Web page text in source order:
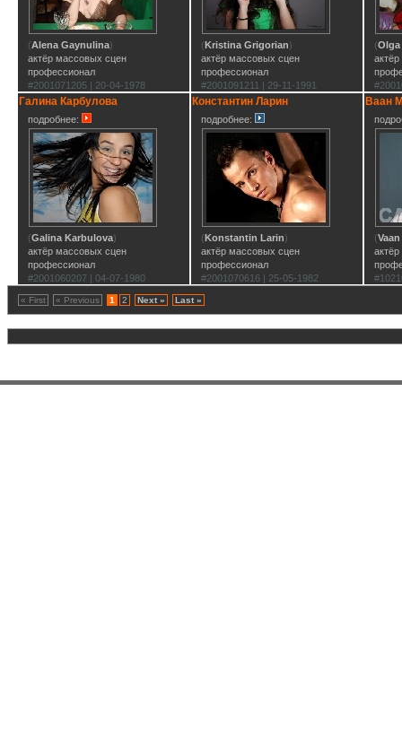
(Alena Gaynulina)
актёр массовых сцен
профессионал
#2001071205 | 20-04-1978
(Kristina Grigorian)
актёр массовых сцен
профессионал
#2001091211 | 29-11-1991
(
Галина Карбулова
подробнее:
(Galina Karbulova)
актёр массовых сцен
профессионал
#2001060207 | 04-07-1980
Константин Ларин
подробнее:
(Konstantin Larin)
актёр массовых сцен
профессионал
#2001070616 | 25-05-1982
Ваан
(
« First « Previous 1 2 Next » Last »